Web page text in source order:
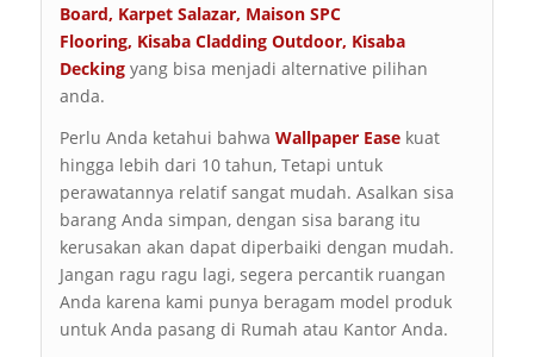
Board, Karpet Salazar, Maison SPC
Flooring, Kisaba Cladding Outdoor, Kisaba
Deckingyang bisa menjadi alternative pilihan
anda.
Perlu Anda ketahui bahwa Wallpaper Ease kuat
hingga lebih dari 10 tahun, Tetapi untuk
perawatannya relatif sangat mudah. Asalkan sisa
barang Anda simpan, dengan sisa barang itu
kerusakan akan dapat diperbaiki dengan mudah.
Jangan ragu ragu lagi, segera percantik ruangan
Anda karena kami punya beragam model produk
untuk Anda pasang di Rumah atau Kantor Anda.